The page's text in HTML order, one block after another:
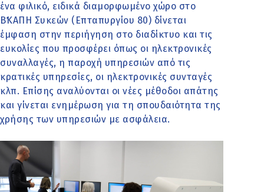
ένα φιλικό, ειδικά διαμορφωμένο χώρο στο
Β΄ΚΑΠΗ Συκεών (Επταπυργίου 80) δίνεται
έμφαση στην περιήγηση στο διαδίκτυο και τις
ευκολίες που προσφέρει όπως οι ηλεκτρονικές
συναλλαγές, η παροχή υπηρεσιών από τις
κρατικές υπηρεσίες, οι ηλεκτρονικές συνταγές
κλπ. Επίσης αναλύονται οι νέες μέθοδοι απάτης
και γίνεται ενημέρωση για τη σπουδαιότητα της
χρήσης των υπηρεσιών με ασφάλεια.